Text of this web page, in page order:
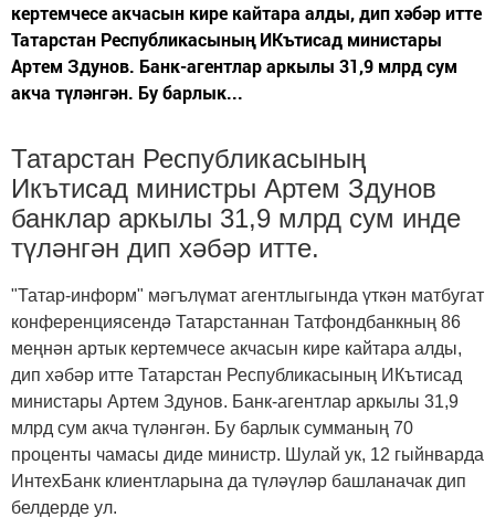
кертемчесе акчасын кире кайтара алды, дип хәбәр итте
Татарстан Республикасының ИКътисад министары
Артем Здунов. Банк-агентлар аркылы 31,9 млрд сум
акча түләнгән. Бу барлык...
Татарстан Республикасының
Икътисад министры Артем Здунов
банклар аркылы 31,9 млрд сум инде
түләнгән дип хәбәр итте.
"Татар-информ" мәгълүмат агентлыгында үткән матбугат
конференциясендә Татарстаннан Татфондбанкның 86
меңнән артык кертемчесе акчасын кире кайтара алды,
дип хәбәр итте Татарстан Республикасының ИКътисад
министары Артем Здунов. Банк-агентлар аркылы 31,9
млрд сум акча түләнгән. Бу барлык сумманың 70
проценты чамасы диде министр. Шулай ук, 12 гыйнварда
ИнтехБанк клиентларына да түләүләр башланачак дип
белдерде ул.